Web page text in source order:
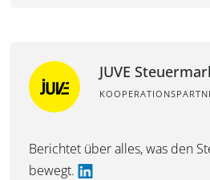
JUVE
Berichtet über alles, was den
bewegt.